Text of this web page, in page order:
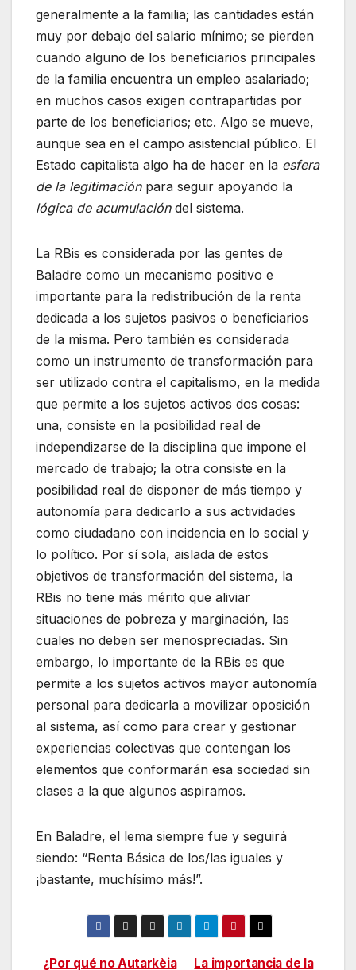
generalmente a la familia; las cantidades están
muy por debajo del salario mínimo; se pierden
cuando alguno de los beneficiarios principales
de la familia encuentra un empleo asalariado;
en muchos casos exigen contrapartidas por
parte de los beneficiarios; etc. Algo se mueve,
aunque sea en el campo asistencial público. El
Estado capitalista algo ha de hacer en la esfera
de la legitimaciónpara seguir apoyando la
lógica de acumulacióndel sistema.
La RBis es considerada por las gentes de
Baladre como un mecanismo positivo e
importante para la redistribución de la renta
dedicada a los sujetos pasivos o beneficiarios
de la misma. Pero también es considerada
como un instrumento de transformación para
ser utilizado contra el capitalismo, en la medida
que permite a los sujetos activos dos cosas:
una, consiste en la posibilidad real de
independizarse de la disciplina que impone el
mercado de trabajo; la otra consiste en la
posibilidad real de disponer de más tiempo y
autonomía para dedicarlo a sus actividades
como ciudadano con incidencia en lo social y
lo político. Por sí sola, aislada de estos
objetivos de transformación del sistema, la
RBis no tiene más mérito que aliviar
situaciones de pobreza y marginación, las
cuales no deben ser menospreciadas. Sin
embargo, lo importante de la RBis es que
permite a los sujetos activos mayor autonomía
personal para dedicarla a movilizar oposición
al sistema, así como para crear y gestionar
experiencias colectivas que contengan los
elementos que conformarán esa sociedad sin
clases a la que algunos aspiramos.
En Baladre, el lema siempre fue y seguirá
siendo: “Renta Básica de los/las iguales y
¡bastante, muchísimo más!”.
La importancia de la
¿Por qué no Autarkèia